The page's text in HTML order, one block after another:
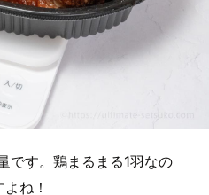
です。鶏まるまる1羽なの
ね！